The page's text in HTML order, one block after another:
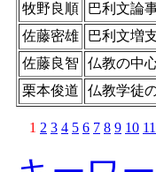
牧野良順
巴利文論
佐藤密雄
巴利文増
佐藤良智
仏教の中
栗本俊道
仏教学徒
1 2 3 4 5 6 7 8 9 10 11